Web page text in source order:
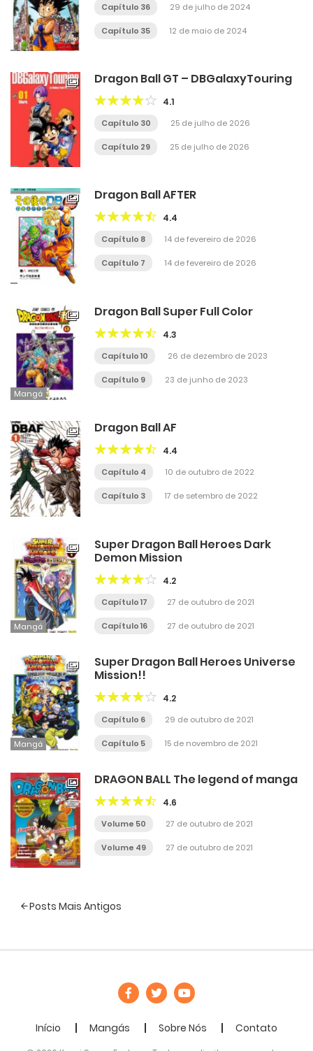
Capítulo 36 29 de julho de 2024
Capítulo 35 12 de maio de 2024
Dragon Ball GT – DBGalaxyTouring
4.1
Capítulo 30 25 de julho de 2026
Capítulo 29 25 de julho de 2026
Dragon Ball AFTER
4.4
Capítulo 8 14 de fevereiro de 2026
Capítulo 7 14 de fevereiro de 2026
Mangá
Dragon Ball Super Full Color
4.3
Capítulo 10 26 de dezembro de 2023
Capítulo 9 23 de junho de 2023
Dragon Ball AF
4.4
Capítulo 4 10 de outubro de 2022
Capítulo 3 17 de setembro de 2022
Mangá
Super Dragon Ball Heroes Dark
Demon Mission
4.2
Capítulo 17 27 de outubro de 2021
Capítulo 16 27 de outubro de 2021
Mangá
Super Dragon Ball Heroes Universe
Mission!!
4.2
Capítulo 6 29 de outubro de 2021
Capítulo 5 15 de novembro de 2021
DRAGON BALL The legend of manga
4.6
Volume 50 27 de outubro de 2021
Volume 49 27 de outubro de 2021
Navegação
Posts Mais Antigos
Início Mangás Sobre Nós Contato